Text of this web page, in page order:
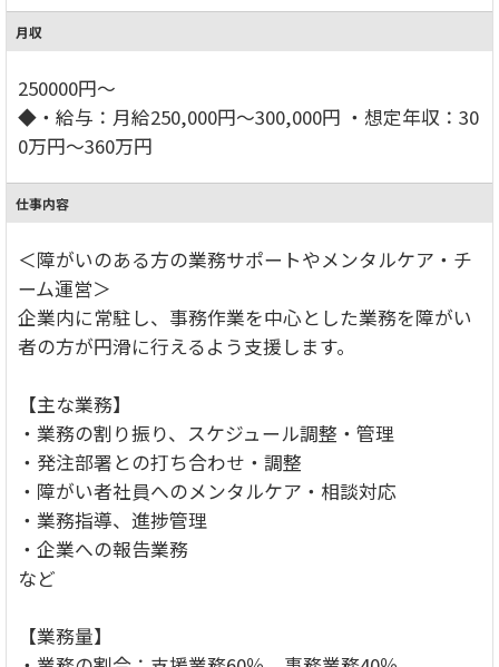
月収
250000円～
◆・給与：月給250,000円～300,000円 ・想定年収：30
0万円～360万円
仕事内容
＜障がいのある方の業務サポートやメンタルケア・チ
ーム運営＞
企業内に常駐し、事務作業を中心とした業務を障がい
者の方が円滑に行えるよう支援します。
【主な業務】
・業務の割り振り、スケジュール調整・管理
・発注部署との打ち合わせ・調整
・障がい者社員へのメンタルケア・相談対応
・業務指導、進捗管理
・企業への報告業務
など
【業務量】